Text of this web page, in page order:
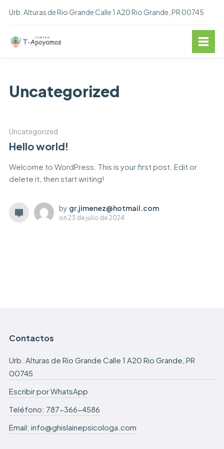
Urb. Alturas de Rio Grande Calle 1 A20 Rio Grande, PR 00745
Uncategorized
Uncategorized
Hello world!
Welcome to WordPress. This is your first post. Edit or
delete it, then start writing!
by gr.jimenez@hotmail.com
on 23 de julio de 2024
Contactos
Urb. Alturas de Rio Grande Calle 1 A20 Rio Grande, PR
00745
Escribir por WhatsApp
Teléfono: 787-366-4586
Email: info@ghislainepsicologa.com